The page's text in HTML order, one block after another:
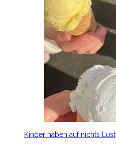
Kinder haben auf nichts Lust